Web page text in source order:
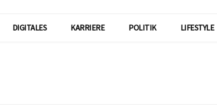
DIGITALES KARRIERE POLITIK LIFESTYLE